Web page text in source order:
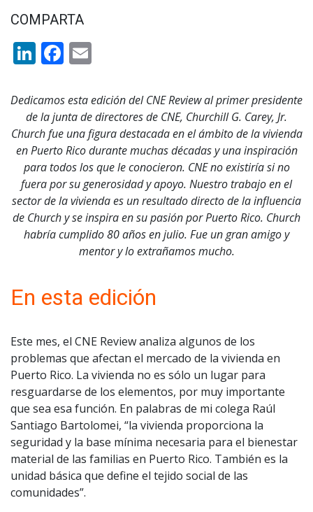
COMPARTA
LinkedIn
Facebook
Dedicamos esta edición del CNE Review al primer presidente
de la junta de directores de CNE, Churchill G. Carey, Jr.
Church fue una figura destacada en el ámbito de la vivienda
en Puerto Rico durante muchas décadas y una inspiración
para todos los que le conocieron. CNE no existiría si no
fuera por su generosidad y apoyo. Nuestro trabajo en el
sector de la vivienda es un resultado directo de la influencia
de Church y se inspira en su pasión por Puerto Rico. Church
habría cumplido 80 años en julio. Fue un gran amigo y
mentor y lo extrañamos mucho.
En esta edición
Este mes, el CNE Review analiza algunos de los
problemas que afectan el mercado de la vivienda en
Puerto Rico. La vivienda no es sólo un lugar para
resguardarse de los elementos, por muy importante
que sea esa función. En palabras de mi colega Raúl
Santiago Bartolomei, “la vivienda proporciona la
seguridad y la base mínima necesaria para el bienestar
material de las familias en Puerto Rico. También es la
unidad básica que define el tejido social de las
comunidades”.